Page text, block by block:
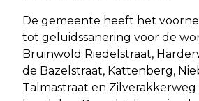
De gemeente heeft het
tot geluidssanering voor de
Bruinwold Riedelstraat,
de Bazelstraat, Kattenberg,
Talmastraat en